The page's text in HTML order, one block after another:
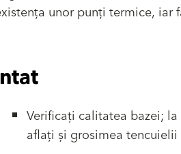
unor punți termice, iar
Verificați calitatea bazei;
aflați și grosimea